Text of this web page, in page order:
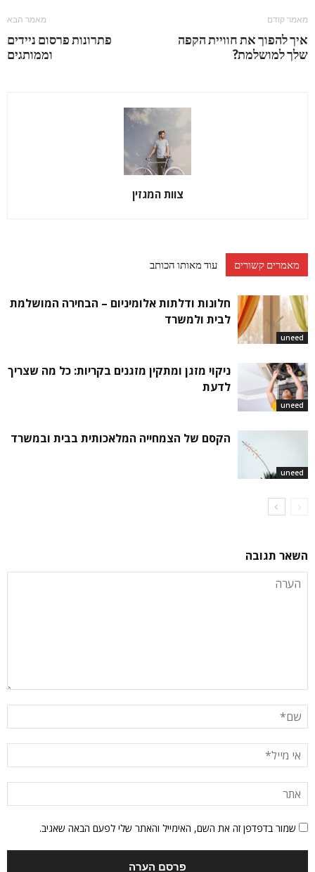
מאמר קודם
איך להפוך את חוויית הקפה
שלך למושלמת?
מאמר הבא
פתרונות פרסום ניידים
וממותגים
צוות המגזין
מאמרים קשורים עוד מאותו הכותב
uneed
חלונות ודלתות אלומיניום – הבחירה המושלמת
לבית ולמשרד
uneed
ניקוי מזגן ומתקין מזגנים בקריות: כל מה שצריך
לדעת
uneed
הקסם של הצמחייה המלאכותית בבית ובמשרד
השאר תגובה
שמור בדפדפן זה את השם, האימייל והאתר שלי לפעם הבאה שאגיב.